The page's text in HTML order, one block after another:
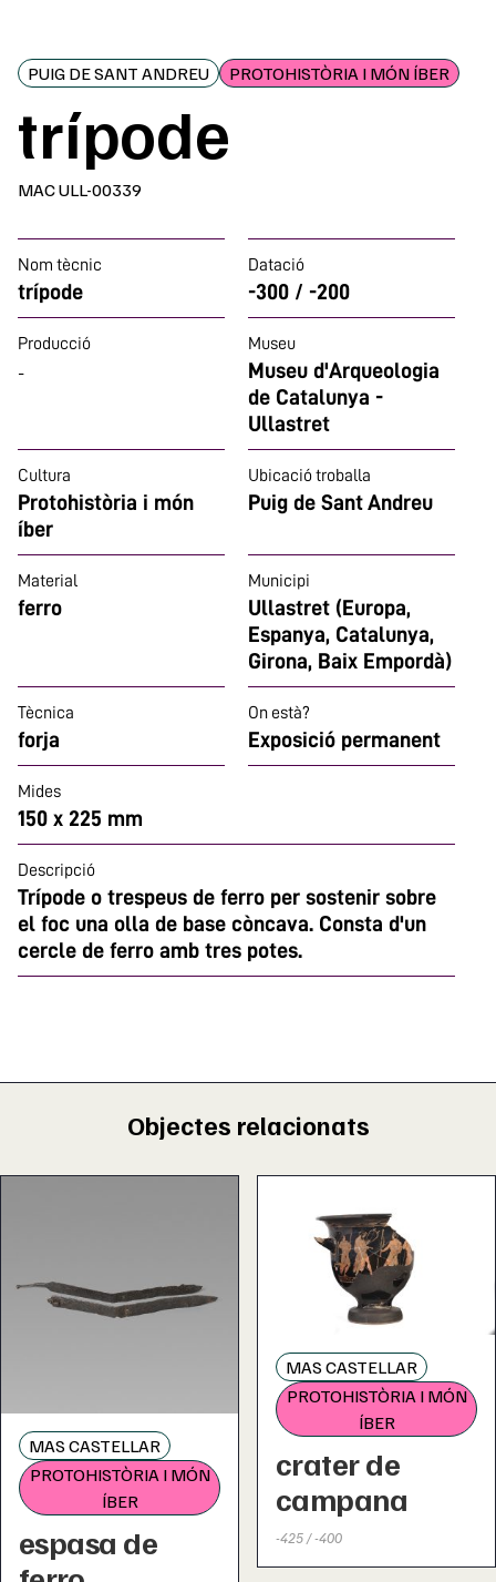
PUIG DE SANT ANDREU PROTOHISTÒRIA I MÓN ÍBER
trípode
MAC ULL-00339
Nom tècnic
trípode
Datació
-300 / -200
Producció
-
Museu
Museu d'Arqueologia
de Catalunya -
Ullastret
Cultura
Protohistòria i món
íber
Ubicació troballa
Puig de Sant Andreu
Material
ferro
Municipi
Ullastret (Europa,
Espanya, Catalunya,
Girona, Baix Empordà)
Tècnica
forja
On està?
Exposició permanent
Mides
150 x 225 mm
Descripció
Trípode o trespeus de ferro per sostenir sobre
el foc una olla de base còncava. Consta d'un
cercle de ferro amb tres potes.
Objectes relacionats
MAS CASTELLAR
PROTOHISTÒRIA I MÓN
ÍBER
espasa de
MAS CASTELLAR
PROTOHISTÒRIA I MÓN
ÍBER
crater de
campana
-425 / -400